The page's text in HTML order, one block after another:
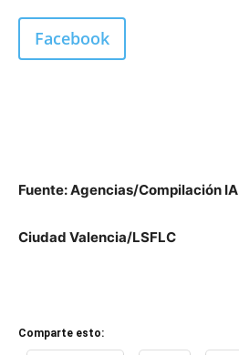
Facebook
Fuente: Agencias/Compilación IA
Ciudad Valencia/LSFLC
Comparte esto: